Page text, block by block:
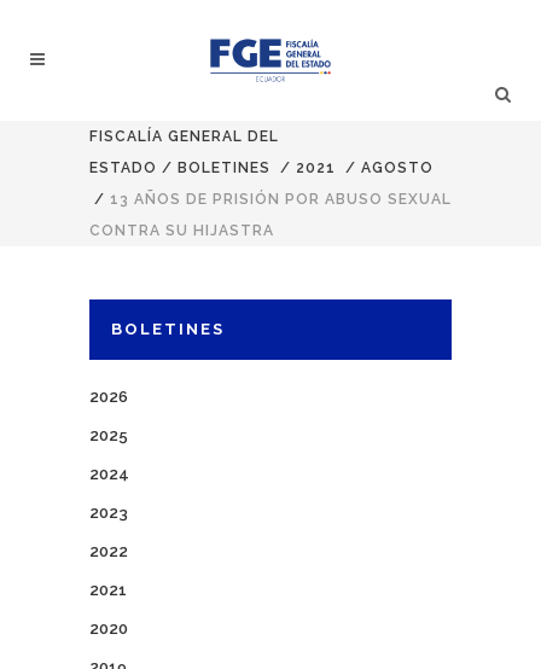
FISCALÍA GENERAL DEL
ESTADO / BOLETINES / 2021 / AGOSTO
/ 13 AÑOS DE PRISIÓN POR ABUSO SEXUAL
CONTRA SU HIJASTRA
BOLETINES
2026
2025
2024
2023
2022
2021
2020